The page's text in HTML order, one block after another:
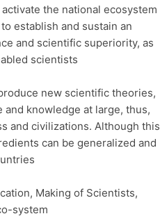
the national ecosystem
establish and sustain an
and scientific superiority, as
scientists,
new scientific theories,
knowledge at large, thus,
and civilizations. Although this
can be generalized and
Making of Scientists,
system.